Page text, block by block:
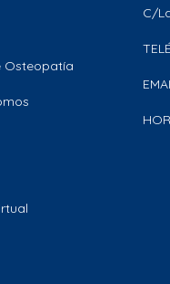
Osteopatía
C/